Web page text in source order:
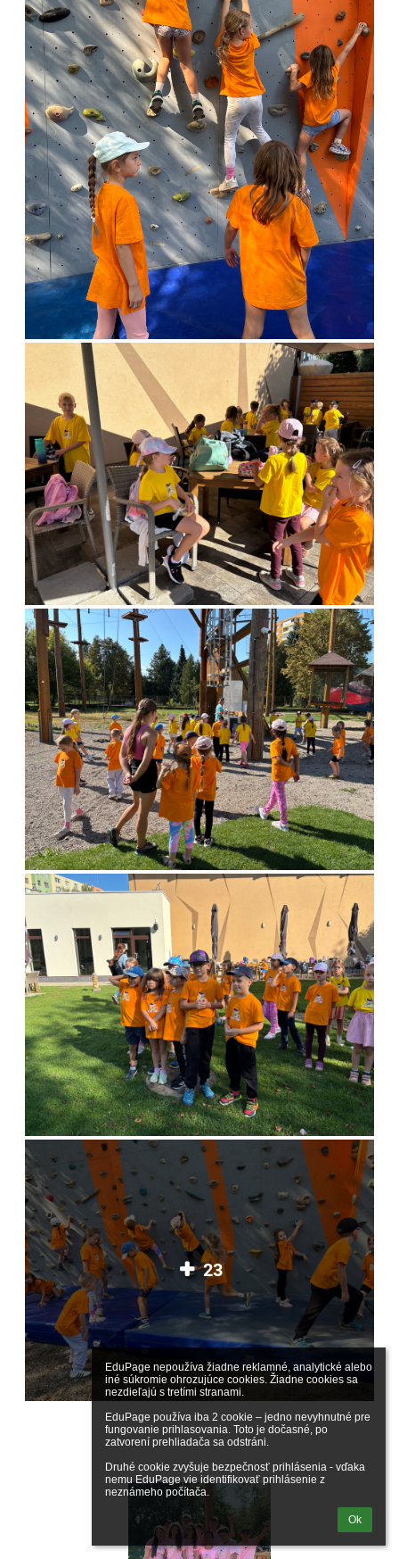
EduPage nepoužíva žiadne reklamné, analytické alebo
iné súkromie ohrozujúce cookies. Žiadne cookies sa
nezdieľajú s tretími stranami.
EduPage používa iba 2 cookie – jedno nevyhnutné pre
fungovanie prihlasovania. Toto je dočasné, po
zatvorení prehliadača sa odstráni.
Druhé cookie zvyšuje bezpečnosť prihlásenia - vďaka
nemu EduPage vie identifikovať prihlásenie z
neznámeho počítača.
Ok
23